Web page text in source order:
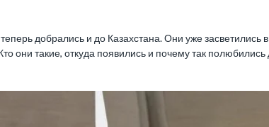
добрались и до Казахстана. Они уже засветились
они такие, откуда появились и почему так